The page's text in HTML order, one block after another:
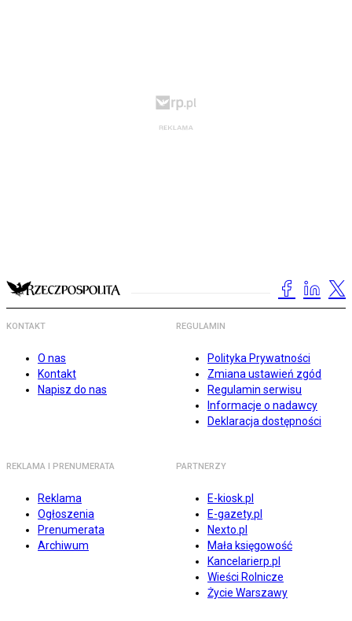
KONTAKT
O nas
Kontakt
Napisz do nas
REGULAMIN
Polityka Prywatności
Zmiana ustawień zgód
Regulamin serwisu
Informacje o nadawcy
Deklaracja dostępności
REKLAMA I PRENUMERATA
Reklama
Ogłoszenia
Prenumerata
Archiwum
PARTNERZY
E-kiosk.pl
E-gazety.pl
Nexto.pl
Mała księgowość
Kancelarierp.pl
Wieści Rolnicze
Życie Warszawy